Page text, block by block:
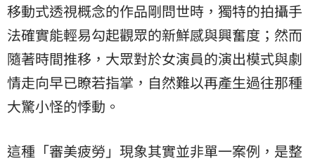
移動式透視概念的作品剛問世時，獨特的拍攝手
法確實能輕易勾起觀眾的新鮮感與興奮度；然而
隨著時間推移，大眾對於女演員的演出模式與劇
情走向早已瞭若指掌，自然難以再產生過往那種
大驚小怪的悸動。
這種「審美疲勞」現象其實並非單一案例，是整